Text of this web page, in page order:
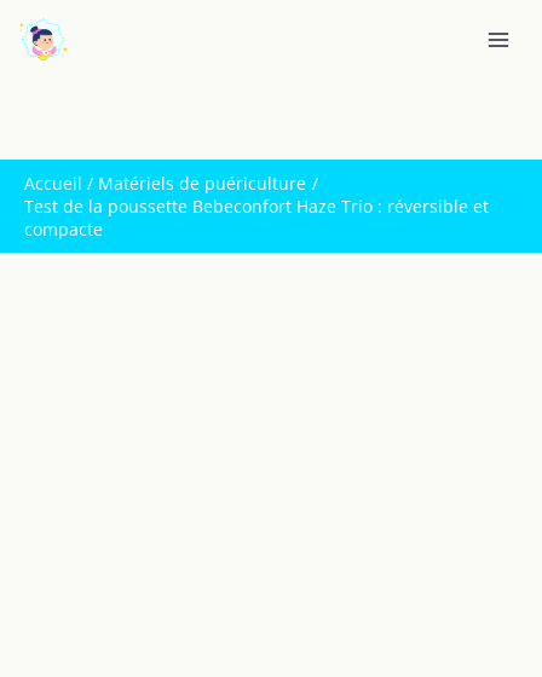
Accueil
Matériels de puériculture
Test de la poussette Bebeconfort Haze Trio : réversible et
compacte
e
r
c
h